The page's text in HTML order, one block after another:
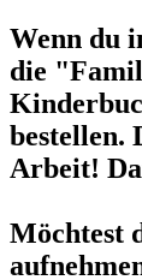
Wenn du
die
bestellen.
Arbeit!
Möchtest